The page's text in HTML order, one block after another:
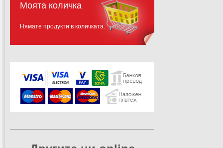
Моята количка
Нямате продукти в количката.